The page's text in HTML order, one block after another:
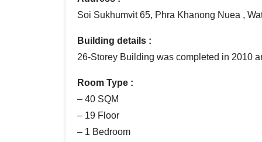
Soi Sukhumvit 65, Phra Khanong Nuea ,
Building details :
26-Storey Building was completed in 2010
Room Type :
– 40 SQM
– 19 Floor
– 1 Bedroom